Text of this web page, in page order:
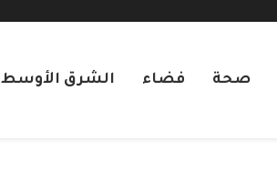
صحة فضاء الشرق الأوسط